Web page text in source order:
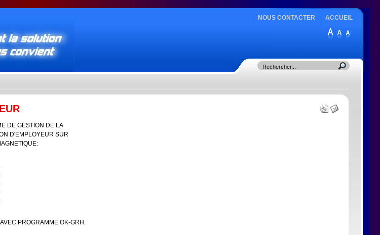
ACCUEIL
NOUS CONTACTER
DE GESTION DE LA
D'EMPLOYEUR SUR
AVEC PROGRAMME OK-GRH.